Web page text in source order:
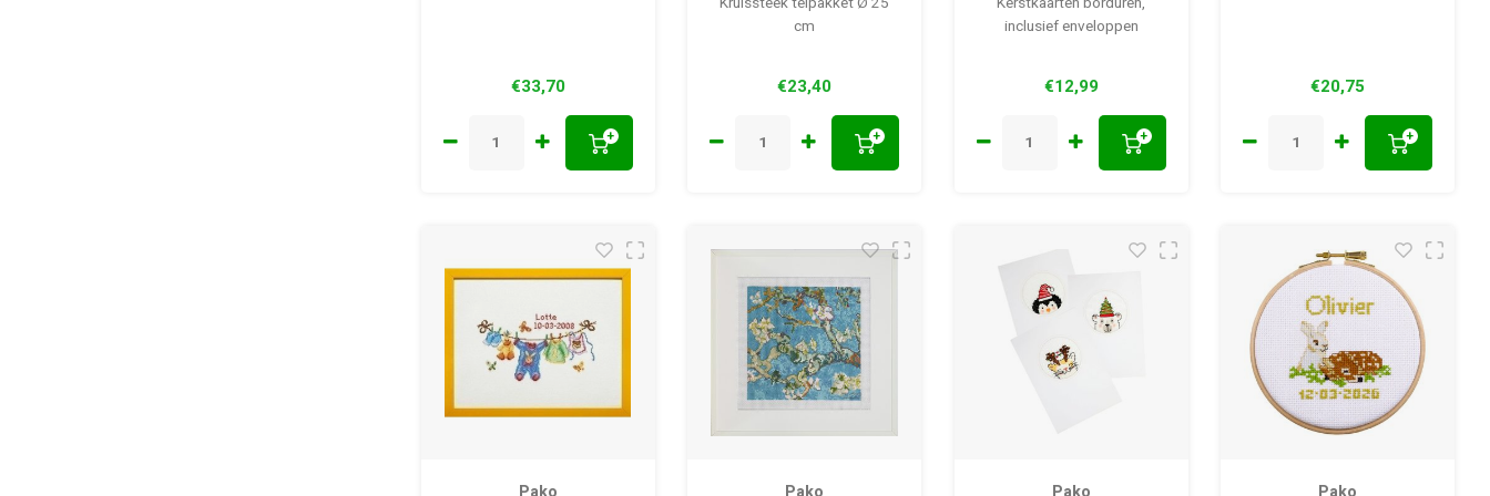
€33,70
+
cm
€23,40
+
inclusief enveloppen
€12,99
+
€20,75
+